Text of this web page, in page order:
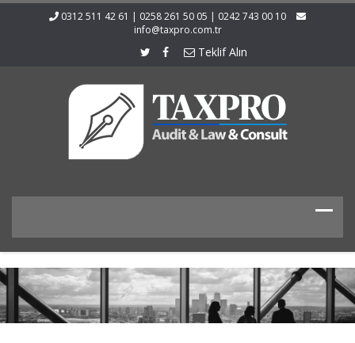
0312 511 42 61 | 0258 261 50 05 | 0242 743 00 10
info@taxpro.com.tr
Teklif Alın